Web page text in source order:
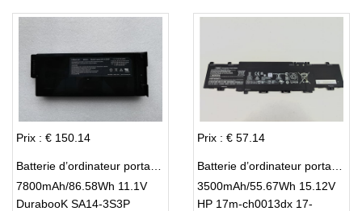
Prix : € 150.14
7800mAh/86.58Wh 11.1V
DurabooK SA14-3S3P
Prix : € 57.14
3500mAh/55.67Wh 15.12V
HP 17m-ch0013dx 17-